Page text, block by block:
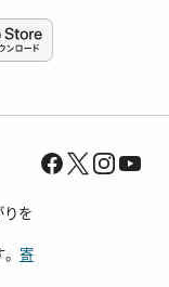
を
寄